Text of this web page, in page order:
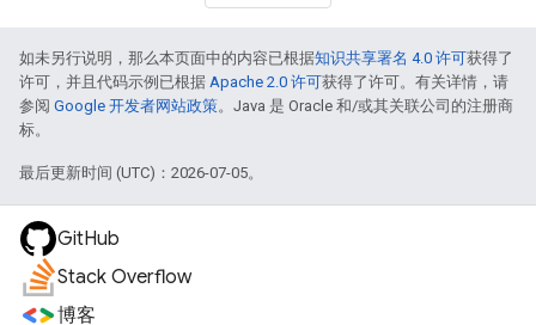
如未另行说明，那么本页面中的内容已根据知识共享署名 4.0 许可获得了
许可，并且代码示例已根据 Apache 2.0 许可获得了许可。有关详情，请
参阅 Google 开发者网站政策。Java 是 Oracle 和/或其关联公司的注册商
标。
最后更新时间 (UTC)：2026-07-05。
GitHub
Stack Overflow
博客